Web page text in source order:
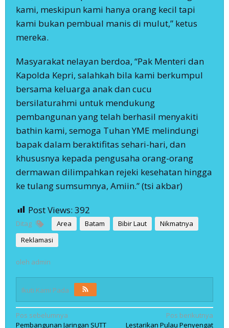
kami, meskipun kami hanya orang kecil tapi
kami bukan pembual manis di mulut,” ketus
mereka.
Masyarakat nelayan berdoa, “Pak Menteri dan
Kapolda Kepri, salahkah bila kami berkumpul
bersama keluarga anak dan cucu
bersilaturahmi untuk mendukung
pembangunan yang telah berhasil menyakiti
bathin kami, semoga Tuhan YME melindungi
bapak dalam beraktifitas sehari-hari, dan
khususnya kepada pengusaha orang-orang
dermawan dilimpahkan rejeki kesehatan hingga
ke tulang sumsumnya, Amiin.” (tsi akbar)
Post Views: 392
Ditag Area Batam Bibir Laut
Nikmatnya
Reklamasi
oleh admin
Ikuti Kami Pada
Navigasi
Pos sebelumnya
Pembangunan Jaringan SUTT
Pos berikutnya
Lestarikan Pulau Penyengat